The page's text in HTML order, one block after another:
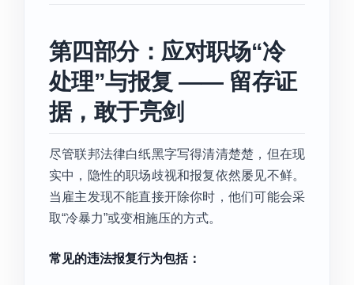
第四部分：应对职场“冷
处理”与报复 —— 留存证
据，敢于亮剑
尽管联邦法律白纸黑字写得清清楚楚，但在现
实中，隐性的职场歧视和报复依然屡见不鲜。
当雇主发现不能直接开除你时，他们可能会采
取“冷暴力”或变相施压的方式。
常见的违法报复行为包括：